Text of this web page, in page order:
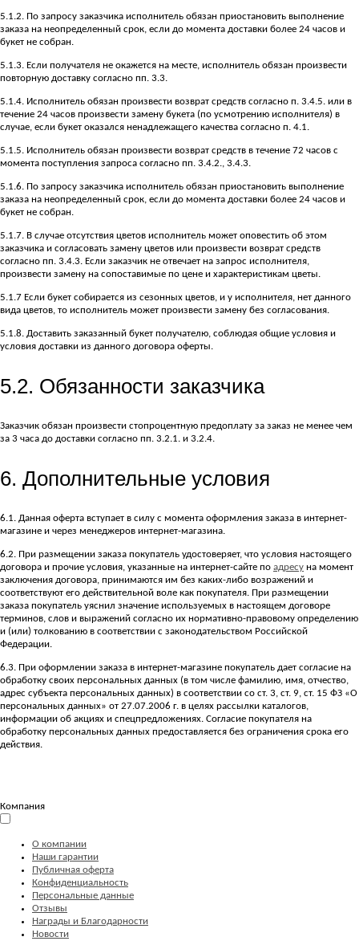
5.1.2. По запросу заказчика исполнитель обязан приостановить выполнение
заказа на неопределенный срок, если до момента доставки более 24 часов и
букет не собран.
5.1.3. Если получателя не окажется на месте, исполнитель обязан произвести
повторную доставку согласно пп. 3.3.
5.1.4. Исполнитель обязан произвести возврат средств согласно п. 3.4.5. или в
течение 24 часов произвести замену букета (по усмотрению исполнителя) в
случае, если букет оказался ненадлежащего качества согласно п. 4.1.
5.1.5. Исполнитель обязан произвести возврат средств в течение 72 часов с
момента поступления запроса согласно пп. 3.4.2., 3.4.3.
5.1.6. По запросу заказчика исполнитель обязан приостановить выполнение
заказа на неопределенный срок, если до момента доставки более 24 часов и
букет не собран.
5.1.7. В случае отсутствия цветов исполнитель может оповестить об этом
заказчика и согласовать замену цветов или произвести возврат средств
согласно пп. 3.4.3. Если заказчик не отвечает на запрос исполнителя,
произвести замену на сопоставимые по цене и характеристикам цветы.
5.1.7 Если букет собирается из сезонных цветов, и у исполнителя, нет данного
вида цветов, то исполнитель может произвести замену без согласования.
5.1.8. Доставить заказанный букет получателю, соблюдая общие условия и
условия доставки из данного договора оферты.
5.2. Обязанности заказчика
Заказчик обязан произвести стопроцентную предоплату за заказ не менее чем
за 3 часа до доставки согласно пп. 3.2.1. и 3.2.4.
6. Дополнительные условия
6.1. Данная оферта вступает в силу с момента оформления заказа в интернет-
магазине и через менеджеров интернет-магазина.
6.2. При размещении заказа покупатель удостоверяет, что условия настоящего
договора и прочие условия, указанные на интернет-сайте по адресу на момент
заключения договора, принимаются им без каких-либо возражений и
соответствуют его действительной воле как покупателя. При размещении
заказа покупатель уяснил значение используемых в настоящем договоре
терминов, слов и выражений согласно их нормативно-правовому определению
и (или) толкованию в соответствии с законодательством Российской
Федерации.
6.3. При оформлении заказа в интернет-магазине покупатель дает согласие на
обработку своих персональных данных (в том числе фамилию, имя, отчество,
адрес субъекта персональных данных) в соответствии со ст. 3, ст. 9, ст. 15 ФЗ «О
персональных данных» от 27.07.2006 г. в целях рассылки каталогов,
информации об акциях и спецпредложениях. Согласие покупателя на
обработку персональных данных предоставляется без ограничения срока его
действия.
Компания
О компании
Наши гарантии
Публичная оферта
Конфиденциальность
Персональные данные
Отзывы
Награды и Благодарности
Новости